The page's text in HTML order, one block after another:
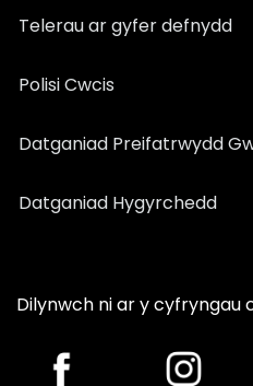
Telerau ar gyfer defnydd
Polisi Cwcis
Datganiad Preifatrwydd
Datganiad Hygyrchedd
Dilynwch ni ar y cyfryngau